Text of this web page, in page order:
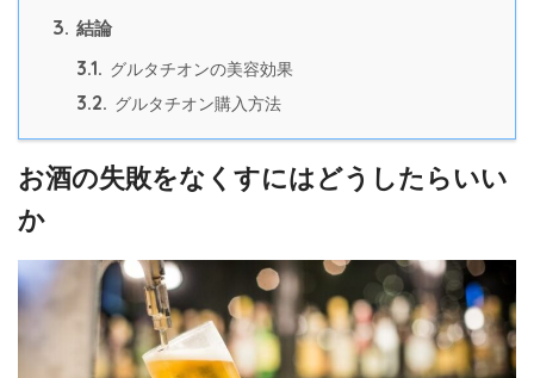
3. 結論
3.1. グルタチオンの美容効果
3.2. グルタチオン購入方法
お酒の失敗をなくすにはどうしたらいい
か